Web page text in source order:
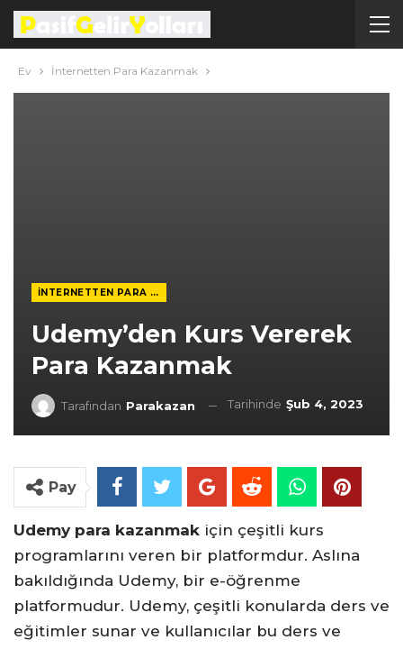
Ev İnternetten Para Kazanmak
İNTERNETTEN PARA KAZANMAK
Udemy’den Kurs Vererek
Para Kazanmak
Tarafından Parakazan Tarihinde Şub 4, 2023
Pay
Udemy para kazanmak için çeşitli kurs
programlarını veren bir platformdur. Aslına
bakıldığında Udemy, bir e-öğrenme
platformudur. Udemy, çeşitli konularda ders ve
eğitimler sunar ve kullanıcılar bu ders ve